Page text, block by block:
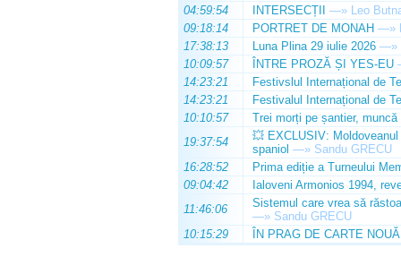
04:59:54
INTERSECȚII —» Leo
09:18:14
PORTRET DE MONAH —»
17:38:13
Luna Plina 29 iulie 2026 —»
10:09:57
ÎNTRE PROZĂ ȘI YES-EU
14:23:21
Festivslul Internațional de
14:23:21
Festivalul Internațional de
10:10:57
Trei morți pe șantier, muncă
19:37:54
💥 EXCLUSIV:
spaniol —» Sandu GRECU
16:28:52
Prima ediție a Turneului
09:04:42
Ialoveni Armonios 1994,
11:46:06
Sistemul care vrea să
—» Sandu GRECU
10:15:29
ÎN PRAG DE CARTE NOUĂ